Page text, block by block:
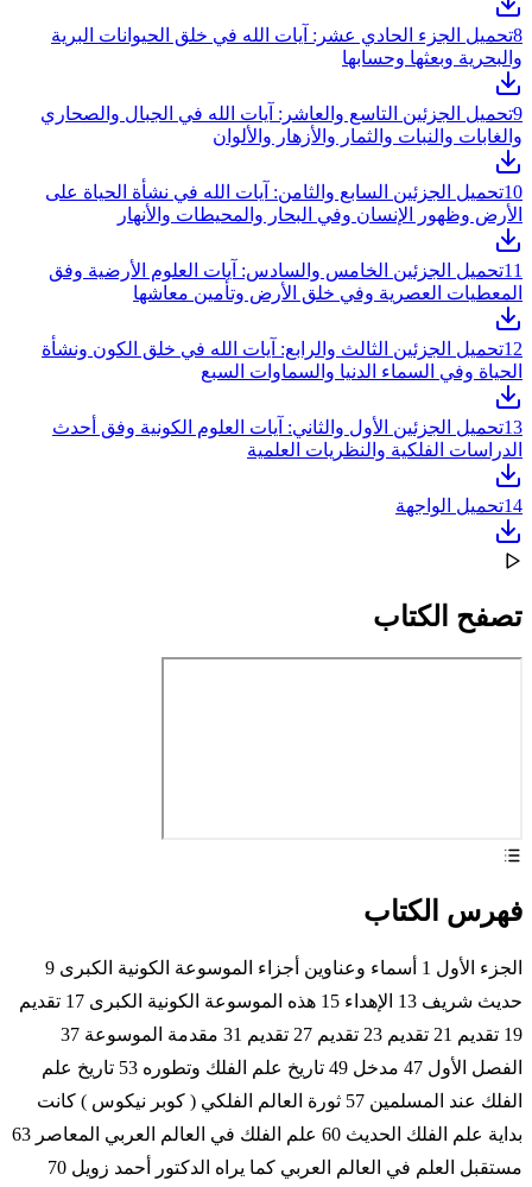
8تحميل الجزء الحادي عشر: آيات الله في خلق الحيوانات البرية
والبحرية وبعثها وحسابها
9تحميل الجزئين التاسع والعاشر: آيات الله في الجبال والصحاري
والغابات والنبات والثمار والأزهار والألوان
10تحميل الجزئين السابع والثامن: آيات الله في نشأة الحياة على
الأرض وظهور الإنسان وفي البحار والمحيطات والأنهار
11تحميل الجزئين الخامس والسادس: آيات العلوم الأرضية وفق
المعطيات العصرية وفي خلق الأرض وتأمين معاشها
12تحميل الجزئين الثالث والرابع: آيات الله في خلق الكون ونشأة
الحياة وفي السماء الدنيا والسماوات السبع
13تحميل الجزئين الأول والثاني: آيات العلوم الكونية وفق أحدث
الدراسات الفلكية والنظريات العلمية
14تحميل الواجهة
تصفح الكتاب
فهرس الكتاب
الجزء الأول 1 أسماء وعناوين أجزاء الموسوعة الكونية الكبرى 9
حديث شريف 13 الإهداء 15 هذه الموسوعة الكونية الكبرى 17 تقديم
19 تقديم 21 تقديم 23 تقديم 27 تقديم 31 مقدمة الموسوعة 37
الفصل الأول 47 مدخل 49 تاريخ علم الفلك وتطوره 53 تاريخ علم
الفلك عند المسلمين 57 ثورة العالم الفلكي ( كوبر نيكوس ) كانت
بداية علم الفلك الحديث 60 علم الفلك في العالم العربي المعاصر 63
مستقبل العلم في العالم العربي كما يراه الدكتور أحمد زويل 70